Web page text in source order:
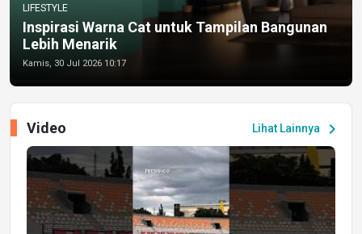
LIFESTYLE
Inspirasi Warna Cat untuk Tampilan Bangunan
Lebih Menarik
Kamis, 30 Jul 2026 10:17
Lihat Lainnya chevron_right
Video